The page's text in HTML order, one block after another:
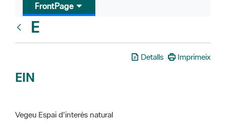
FrontPage
E
Detalls Imprimeix
EIN
Vegeu Espai d'interès natural